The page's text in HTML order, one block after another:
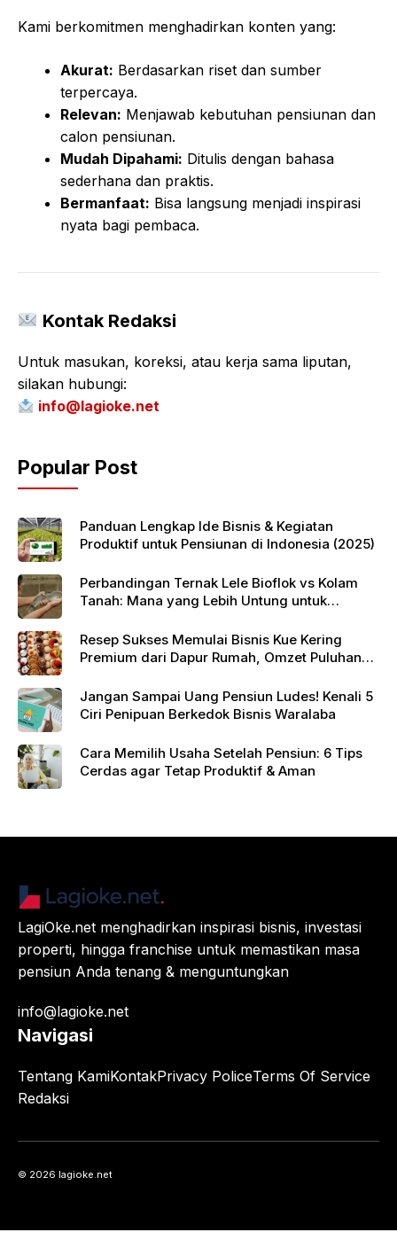
Kami berkomitmen menghadirkan konten yang:
Akurat: Berdasarkan riset dan sumber
terpercaya.
Relevan: Menjawab kebutuhan pensiunan dan
calon pensiunan.
Mudah Dipahami: Ditulis dengan bahasa
sederhana dan praktis.
Bermanfaat: Bisa langsung menjadi inspirasi
nyata bagi pembaca.
Kontak Redaksi
Untuk masukan, koreksi, atau kerja sama liputan,
silakan hubungi:
info@lagioke.net
Popular Post
Panduan Lengkap Ide Bisnis & Kegiatan
Produktif untuk Pensiunan di Indonesia (2025)
Perbandingan Ternak Lele Bioflok vs Kolam
Tanah: Mana yang Lebih Untung untuk
Resep Sukses Memulai Bisnis Kue Kering
Premium dari Dapur Rumah, Omzet Puluhan
Jangan Sampai Uang Pensiun Ludes! Kenali 5
Ciri Penipuan Berkedok Bisnis Waralaba
Cara Memilih Usaha Setelah Pensiun: 6 Tips
Cerdas agar Tetap Produktif & Aman
LagiOke.net menghadirkan inspirasi bisnis, investasi
properti, hingga franchise untuk memastikan masa
pensiun Anda tenang & menguntungkan
info@lagioke.net
Navigasi
Tentang KamiKontakPrivacy PoliceTerms Of Service
Redaksi
© 2026 lagioke.net